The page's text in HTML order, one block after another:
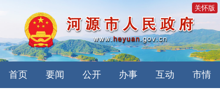
关怀版
首页 要闻 公开 办事 互动 市情